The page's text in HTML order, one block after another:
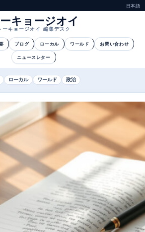
日本語
ーキョージオイ
ーキョージオイ 編集デスク
ブログ ローカル ワールド お問い合わせ
ニュースレター
ローカル ワールド 政治